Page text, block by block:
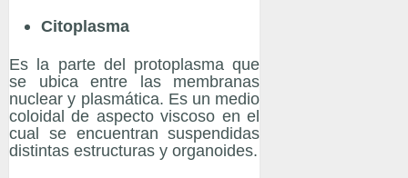
Citoplasma
Es la parte del protoplasma que
se ubica entre las membranas
nuclear y plasmática. Es un medio
coloidal de aspecto viscoso en el
cual se encuentran suspendidas
distintas estructuras y organoides.